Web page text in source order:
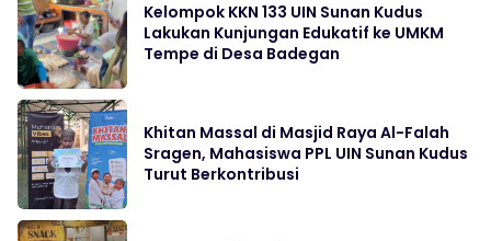
Kelompok KKN 133 UIN Sunan Kudus
Lakukan Kunjungan Edukatif ke UMKM
Tempe di Desa Badegan
Khitan Massal di Masjid Raya Al-Falah
Sragen, Mahasiswa PPL UIN Sunan Kudus
Turut Berkontribusi